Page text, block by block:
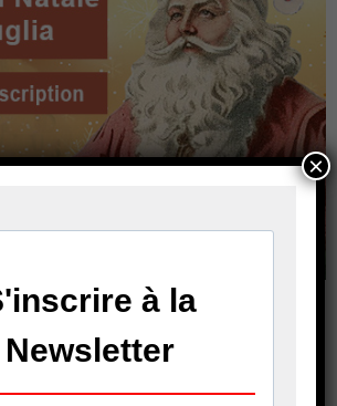
Marché de Noël
in Biguglia 11 – 12 et 13
×